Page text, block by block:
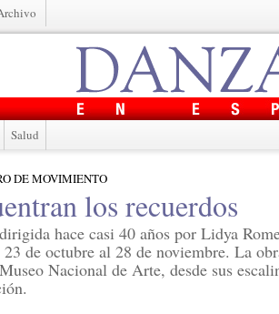
Salud
DE MOVIMIENTO
los recuerdos
hace casi 40 años por Lidya
de octubre al 28 de noviembre. La
Nacional de Arte, desde sus